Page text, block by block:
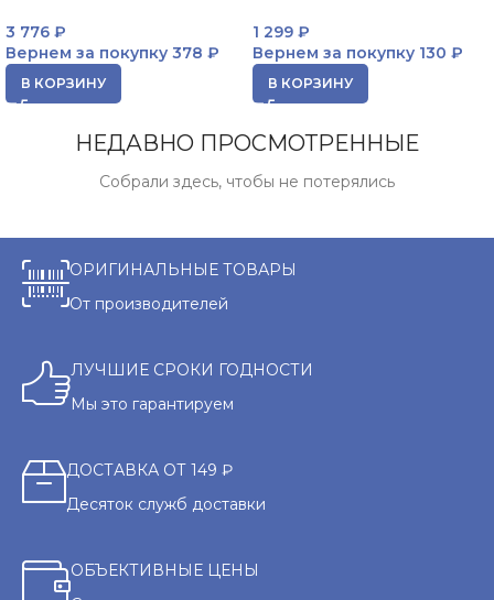
3 776 ₽
Вернем за покупку 378 ₽
В КОРЗИНУ
1 299 ₽
Вернем за покупку 130 ₽
В КОРЗИНУ
НЕДАВНО ПРОСМОТРЕННЫЕ
Собрали здесь, чтобы не потерялись
ОРИГИНАЛЬНЫЕ ТОВАРЫ
От производителей
ЛУЧШИЕ СРОКИ ГОДНОСТИ
Мы это гарантируем
ДОСТАВКА ОТ 149 ₽
Десяток служб доставки
ОБЪЕКТИВНЫЕ ЦЕНЫ